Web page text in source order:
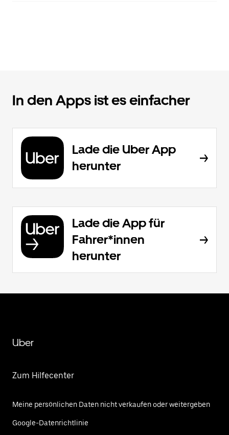
In den Apps ist es einfacher
Lade die Uber App
herunter
Lade die App für
Fahrer*innen
herunter
Uber
Zum Hilfecenter
Meine persönlichen Daten nicht verkaufen oder weitergeben
Google-Datenrichtlinie